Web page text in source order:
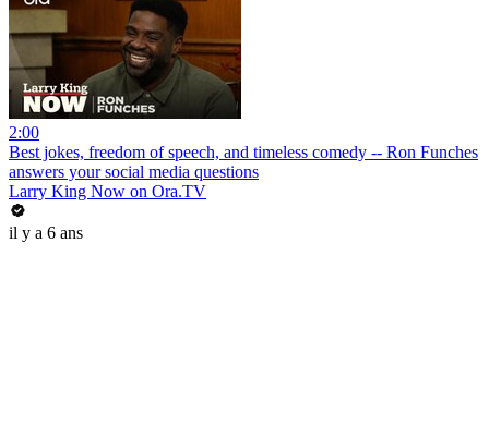
2:00
Best jokes, freedom of speech, and timeless comedy -- Ron Funches
answers your social media questions
Larry King Now on Ora.TV
il y a 6 ans